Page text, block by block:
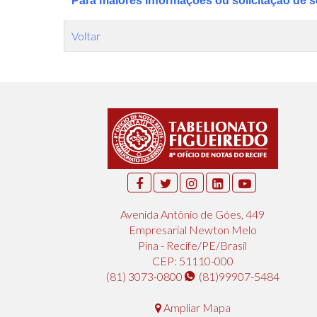
Voltar
Avenida Antônio de Góes, 449
Empresarial Newton Melo
Pina - Recife/PE/Brasil
CEP: 51110-000
(81) 3073-0800
(81)99907-5484
Ampliar Mapa